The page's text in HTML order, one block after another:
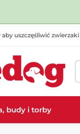
uszczęśliwić zwierzaki
budy i torby